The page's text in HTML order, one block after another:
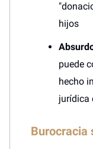
hijos
puede
hecho
jurídica
Burocracia